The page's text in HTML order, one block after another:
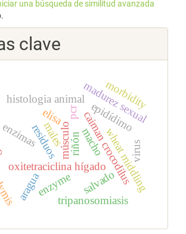
una búsqueda de similitud avanzada
clave
oxitetraciclina hígado
músculoriñón
residuos
histologia animal
caiman crocodilus
epidídimo
macho
madurez sexual
males
enzimas
salvado
araguaenzyme wheat middling
tripanosomiasis
elisa
morbidity
virus
pcr